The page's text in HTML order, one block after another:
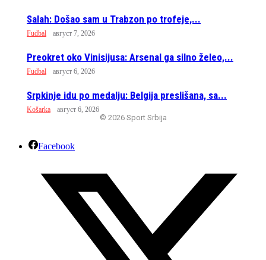
Salah: Došao sam u Trabzon po trofeje,...
Fudbal август 7, 2026
Preokret oko Vinisijusa: Arsenal ga silno želeo,...
Fudbal август 6, 2026
Srpkinje idu po medalju: Belgija preslišana, sa...
Košarka август 6, 2026
© 2026 Sport Srbija
Facebook